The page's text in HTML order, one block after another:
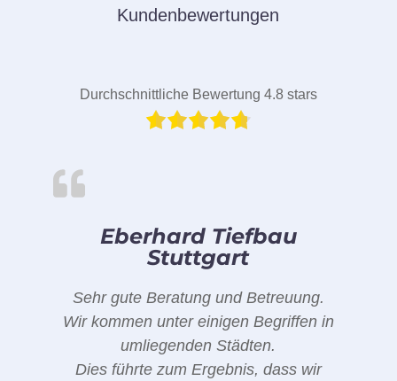
Kundenbewertungen
Durchschnittliche Bewertung 4.8 stars
Eberhard Tiefbau
Stuttgart
Sehr gute Beratung und Betreuung.
Wir kommen unter einigen Begriffen in
umliegenden Städten.
Dies führte zum Ergebnis, dass wir